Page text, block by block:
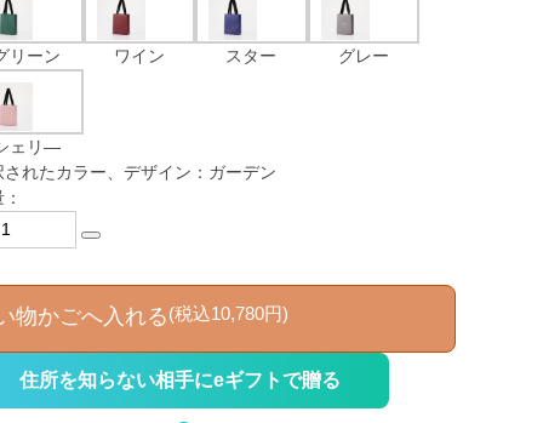
リーン ワイン スター グレー
ェリ―
されたカラー、デザイン：ガーデン
物かごへ入れる(税込10,780円)
住所を知らない相手にeギフトで贈る